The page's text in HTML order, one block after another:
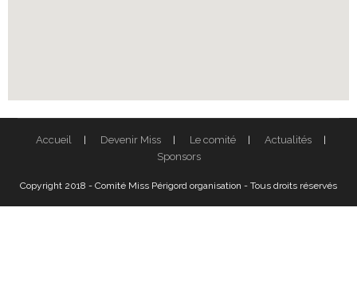
Accueil Devenir Miss Le comité
Actualités
Sponsors
Copyright 2018 - Comité Miss Périgord organisation - Tous droits réservés